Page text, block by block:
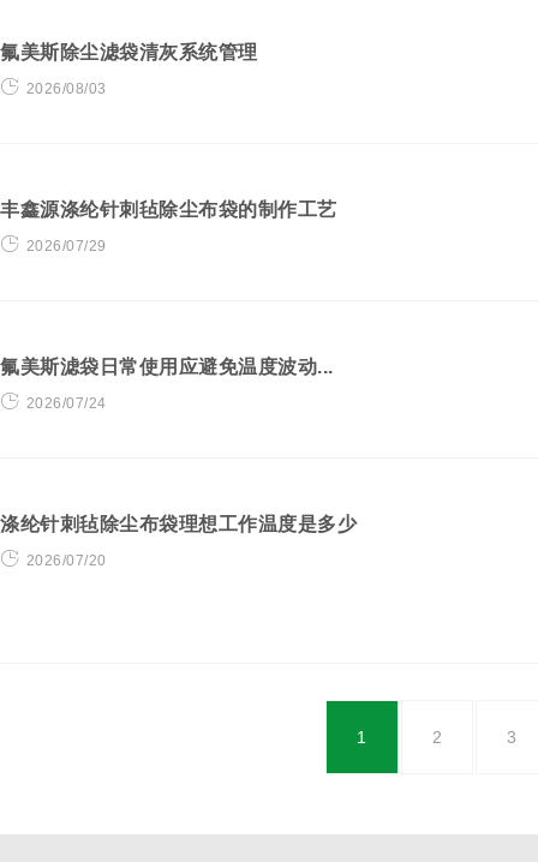
氟美斯除尘滤袋清灰系统管理
2026/08/03
丰鑫源涤纶针刺毡除尘布袋的制作工艺
2026/07/29
氟美斯滤袋日常使用应避免温度波动...
2026/07/24
涤纶针刺毡除尘布袋理想工作温度是多少
2026/07/20
1 2 3